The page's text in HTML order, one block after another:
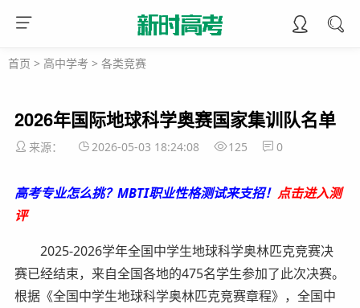
首页 > 高中学考 > 各类竞赛
2026年国际地球科学奥赛国家集训队名单
来源： 2026-05-03 18:24:08 125 0
高考专业怎么挑？MBTI职业性格测试来支招！ 点击进入测
评
2025-2026学年全国中学生地球科学奥林匹克竞赛决
赛已经结束，来自全国各地的475名学生参加了此次决赛。
根据《全国中学生地球科学奥林匹克竞赛章程》，全国中